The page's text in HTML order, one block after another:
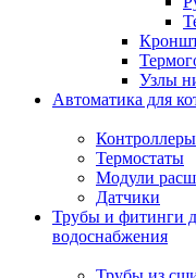
Узлы
Автоматика для
Контроллеры
Термостаты
Модули
Датчики
Трубы и фитинги
водоснабжения